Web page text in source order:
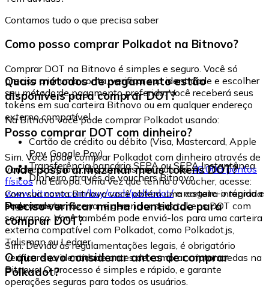
Contamos tudo o que precisa saber
Como posso comprar Polkadot na Bitnovo?
Comprar DOT na Bitnovo é simples e seguro. Você só
precisa criar uma conta, verificar sua identidade e escolher
seu método de pagamento preferido. Você receberá seus
tokens em sua carteira Bitnovo ou em qualquer endereço
externo compatível.
Quais métodos de pagamento estão
disponíveis para comprar DOT?
Na Bitnovo você pode comprar Polkadot usando:
Cartão de crédito ou débito (Visa, Mastercard, Apple
Pay, Google Pay)
Transferência bancária SEPA ou SEPA Instantânea
Dinheiro através de vouchers Bitnovo
Posso comprar DOT com dinheiro?
Sim. Você pode comprar Polkadot com dinheiro através de
vouchers Bitnovo, disponíveis em mais de40.000 pontos
físicosna Europa. Uma vez que tenha o voucher, acesse:
www.bitnovo.com/buy/cash/polkadot/e resgate-o rápida e
seguramente.
Onde posso armazenar meus tokens DOT?
Com sua conta Bitnovo você obtém uma carteira integrada
onde pode armazenar e gerenciar seus tokens DOT com
segurança. Você também pode enviá-los para uma carteira
externa compatível com Polkadot, como Polkadot.js,
Talisman ou Ledger.
Preciso verificar minha identidade para
comprar DOT?
Sim. Devido às regulamentações legais, é obrigatório
verificar sua identidade antes de comprar criptomoedas na
Bitnovo. O processo é simples e rápido, e garante
operações seguras para todos os usuários.
O que devo considerar antes de comprar
Polkadot?